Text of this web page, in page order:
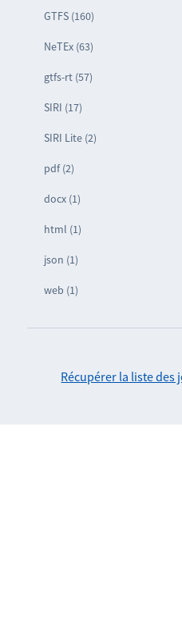
GTFS (160)
NeTEx (63)
gtfs-rt (57)
SIRI (17)
SIRI Lite (2)
pdf (2)
docx (1)
html (1)
json (1)
web (1)
Récupérer la liste des